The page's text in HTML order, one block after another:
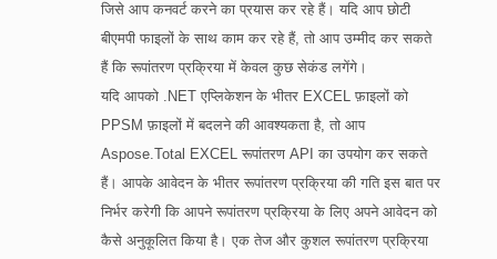
जिसे आप कनवर्ट करने का प्रयास कर रहे हैं। यदि आप छोटी
बीएमपी फाइलों के साथ काम कर रहे हैं, तो आप उम्मीद कर सकते
हैं कि रूपांतरण प्रक्रिया में केवल कुछ सेकंड लगेंगे।
यदि आपको .NET एप्लिकेशन के भीतर EXCEL फ़ाइलों को
PPSM फ़ाइलों में बदलने की आवश्यकता है, तो आप
Aspose.Total EXCEL रूपांतरण API का उपयोग कर सकते
हैं। आपके आवेदन के भीतर रूपांतरण प्रक्रिया की गति इस बात पर
निर्भर करेगी कि आपने रूपांतरण प्रक्रिया के लिए अपने आवेदन को
कैसे अनुकूलित किया है। एक तेज और कुशल रूपांतरण प्रक्रिया